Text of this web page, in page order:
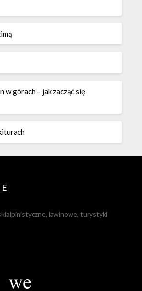
w górach – jak zacząć się
lawinowe, turystyki